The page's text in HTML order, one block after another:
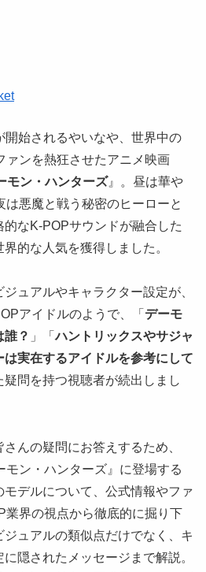
開始されるやいなや、世界中の
ァンを熱狂させたアニメ映画
モン・ハンターズ』。昼は華や
悪魔と戦う秘密のヒーローと
なK-POPサウンドが融合した
的な人気を獲得しました。
ュアルやキャラクター設定が、
アイドルのようで、「 デーモ
誰？ 」「ハントリックスやサジャ
実在するアイドルを参考にして
疑問を持つ視聴者が続出しまし
んの疑問にお答えするため、
モン・ハンターズ』に登場する
デルについて、公式情報やファ
業界の視点から徹底的に掘り下
ュアルの類似点だけでなく、キ
隠されたメッセージまで解説。